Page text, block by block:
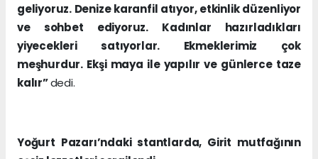
geliyoruz. Denize karanfil atıyor, etkinlik düzenliyor
ve sohbet ediyoruz. Kadınlar hazırladıkları
yiyecekleri satıyorlar. Ekmeklerimiz çok
meşhurdur. Ekşi maya ile yapılır ve günlerce taze
kalır”dedi.
Yoğurt Pazarı’ndaki stantlarda, Girit mutfağının